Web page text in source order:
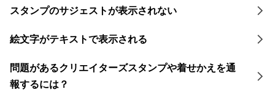
スタンプのサジェストが表示されない
絵文字がテキストで表示される
問題があるクリエイターズスタンプや着せかえを通
報するには？